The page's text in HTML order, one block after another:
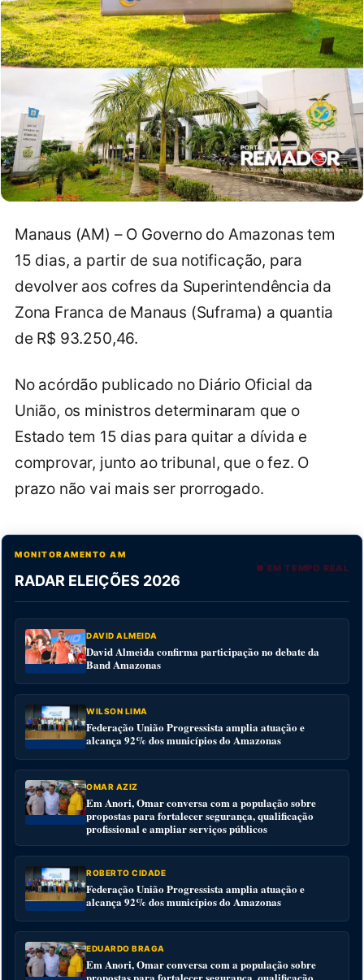
Manaus (AM) – O Governo do Amazonas tem
15 dias, a partir de sua notificação, para
devolver aos cofres da Superintendência da
Zona Franca de Manaus (Suframa) a quantia
de R$ 93.250,46.
No acórdão publicado no Diário Oficial da
União, os ministros determinaram que o
Estado tem 15 dias para quitar a dívida e
comprovar, junto ao tribunal, que o fez. O
prazo não vai mais ser prorrogado.
MONITORAMENTO AM
RADAR ELEIÇÕES 2026
● EM TEMPO REAL
DAVID ALMEIDA
David Almeida confirma participação no debate da
Band Amazonas
WILSON LIMA
Federação União Progressista amplia atuação e
alcança 92% dos municípios do Amazonas
OMAR AZIZ
Em Anori, Omar conversa com a população sobre
propostas para fortalecer segurança, qualificação
profissional e ampliar serviços públicos
ROBERTO CIDADE
Federação União Progressista amplia atuação e
alcança 92% dos municípios do Amazonas
EDUARDO BRAGA
Em Anori, Omar conversa com a população sobre